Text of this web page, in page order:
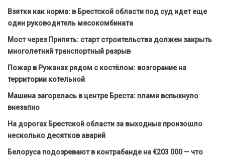
Взятки как норма: в Брестской области под суд идет еще
один руководитель мясокомбината
Мост через Припять: старт строительства должен закрыть
многолетний транспортный разрыв
Пожар в Ружанах рядом с костёлом: возгорание на
территории котельной
Машина загорелась в центре Бреста: пламя вспыхнуло
внезапно
На дорогах Брестской области за выходные произошло
несколько десятков аварий
Белоруса подозревают в контрабанде на €203 000 — что